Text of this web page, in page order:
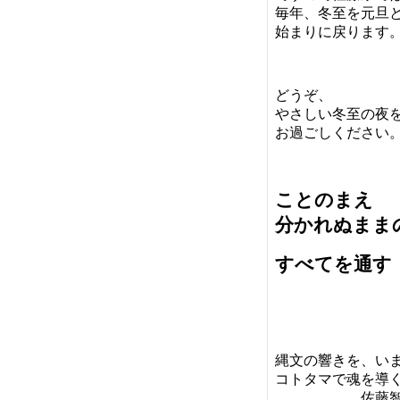
毎年、冬至を元旦
始まりに戻ります
どうぞ、
やさしい冬至の夜
お過ごしください
ことのまえ
分かれぬまま
すべてを通
縄文の響きを、い
コトタマで魂を導